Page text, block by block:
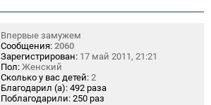
Впервые замужем
Сообщения: 2060
Зарегистрирован: 17 май 2011, 21:21
Пол: Женский
Сколько у вас детей: 2
Благодарил (а): 492 раза
Поблагодарили: 250 раз